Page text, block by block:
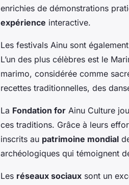
enrichies de démonstrations
expérience interactive.
Les festivals Ainu sont
L’un des plus célèbres est le
marimo, considérée comme
recettes traditionnelles, des
La Fondation for Ainu Culture
ces traditions. Grâce à leurs
inscrits au patrimoine mondial
archéologiques qui témoignent
Les réseaux sociaux sont un